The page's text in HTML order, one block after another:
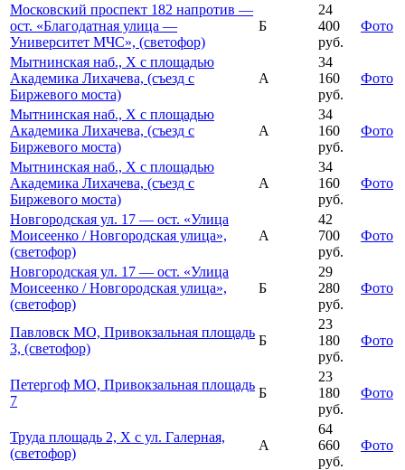
Московский проспект 182 напротив —
ост. «Благодатная улица —
Университет МЧС», (светофор)
Б
24
400
руб.
Фото
Мытнинская наб., Х с площадью
Академика Лихачева, (съезд с
Биржевого моста)
А
34
160
руб.
Фото
Мытнинская наб., Х с площадью
Академика Лихачева, (съезд с
Биржевого моста)
А
34
160
руб.
Фото
Мытнинская наб., Х с площадью
Академика Лихачева, (съезд с
Биржевого моста)
А
34
160
руб.
Фото
Новгородская ул. 17 — ост. «Улица
Моисеенко / Новгородская улица»,
(светофор)
А
42
700
руб.
Фото
Новгородская ул. 17 — ост. «Улица
Моисеенко / Новгородская улица»,
(светофор)
Б
29
280
руб.
Фото
Павловск МО, Привокзальная площадь
3, (светофор)
Б
23
180
руб.
Фото
Петергоф МО, Привокзальная площадь
7
Б
23
180
руб.
Фото
Труда площадь 2, Х с ул. Галерная,
(светофор)
А
64
660
руб.
Фото